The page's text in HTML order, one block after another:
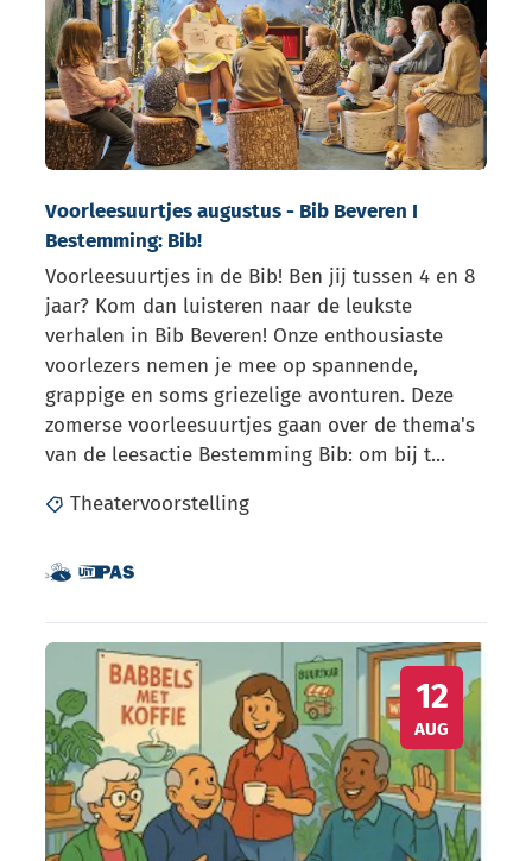
Voorleesuurtjes augustus - Bib Beveren I
Bestemming: Bib!
Voorleesuurtjes in de Bib! Ben jij tussen 4 en 8
jaar? Kom dan luisteren naar de leukste
verhalen in Bib Beveren! Onze enthousiaste
voorlezers nemen je mee op spannende,
grappige en soms griezelige avonturen. Deze
zomerse voorleesuurtjes gaan over de thema's
van de leesactie Bestemming Bib: om bij t...
Theatervoorstelling
Samen met kinderen eropuit!
WO
12
AUG
Babbeltafel